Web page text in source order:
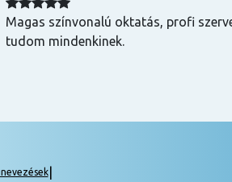
ajánlani Minden szükséges infót
csak ajánlani tudom! ☺️
|